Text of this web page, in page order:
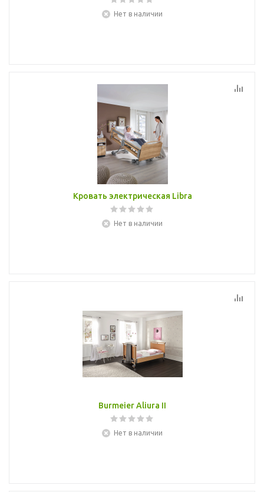
Нет в наличии
Кровать электрическая Libra
Нет в наличии
Burmeier Aliura II
Нет в наличии